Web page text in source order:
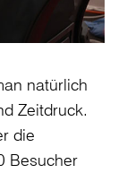
natürlich
Zeitdruck.
die
Besucher